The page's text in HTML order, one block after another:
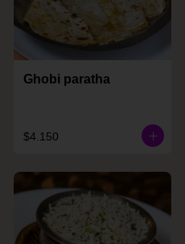
Ghobi paratha
$4.150